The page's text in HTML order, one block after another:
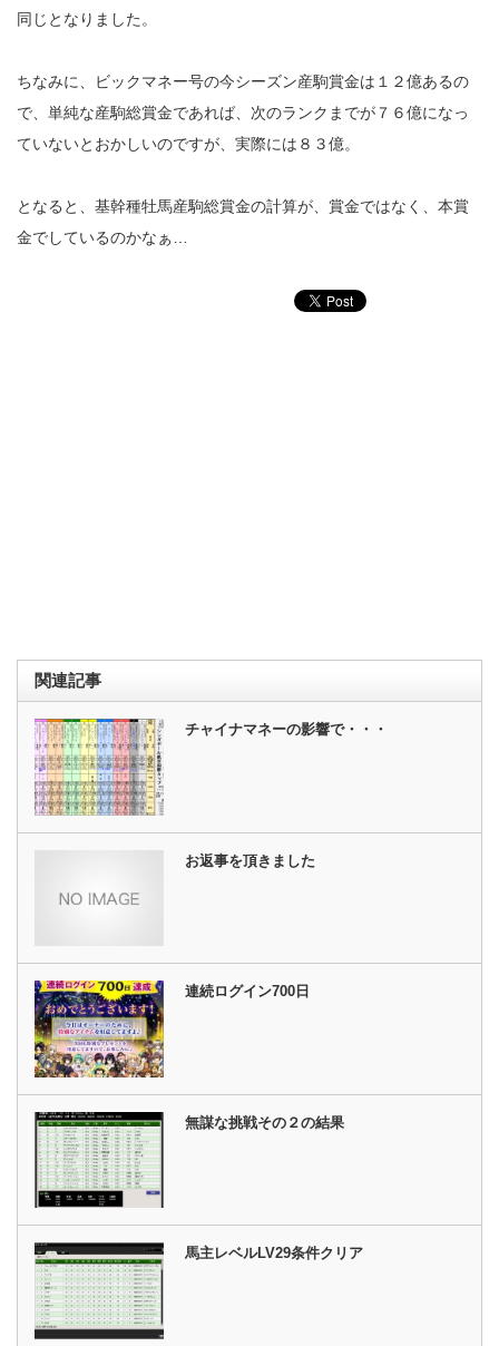
同じとなりました。
ちなみに、ビックマネー号の今シーズン産駒賞金は１２億あるの
で、単純な産駒総賞金であれば、次のランクまでが７６億になっ
ていないとおかしいのですが、実際には８３億。
となると、基幹種牡馬産駒総賞金の計算が、賞金ではなく、本賞
金でしているのかなぁ…
関連記事
チャイナマネーの影響で・・・
お返事を頂きました
連続ログイン700日
無謀な挑戦その２の結果
馬主レベルLV29条件クリア